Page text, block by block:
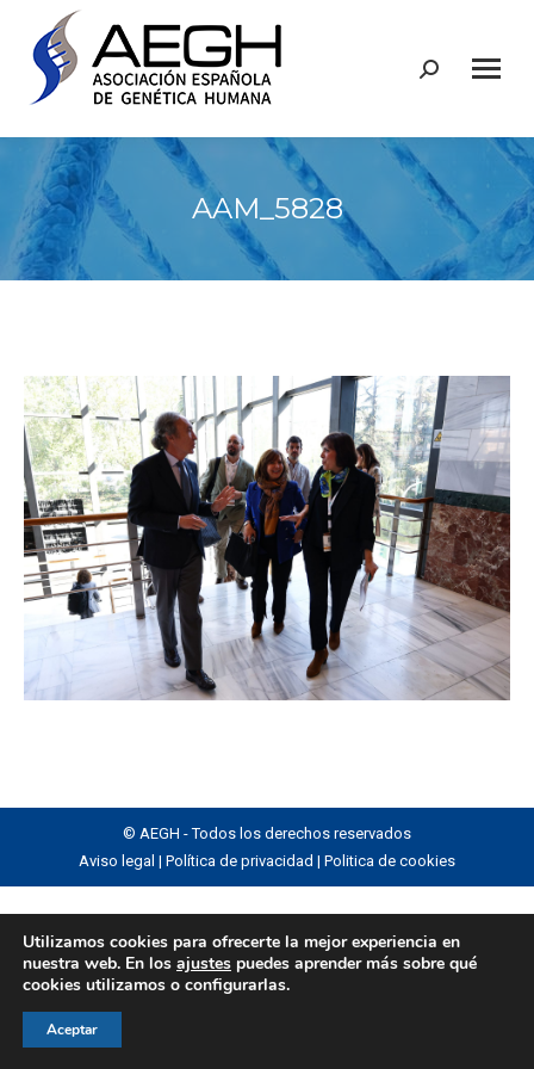
Buscar:
AAM_5828
© AEGH - Todos los derechos reservados
Aviso legal | Política de privacidad | Politica de cookies
Utilizamos cookies para ofrecerte la mejor experiencia en
nuestra web. En los ajustes puedes aprender más sobre qué
cookies utilizamos o configurarlas.
Aceptar